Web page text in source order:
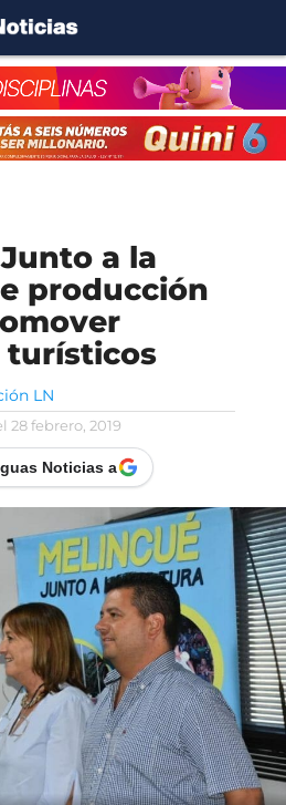
a la
producción
turísticos
LN
28 febrero, 2019
Noticias a